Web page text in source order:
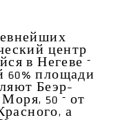
центр
в Негеве –
60% площади
Беэр-
50 – от
а